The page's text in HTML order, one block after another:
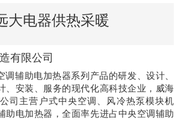
大电器供热采暖
有限公司
辅助电加热器系列产品的研发、设计、
、安装、服务的现代化高科技企业，威海
司主营户式中央空调、风冷热泵模块机
助电加热器，全面率先进占中央空调辅助